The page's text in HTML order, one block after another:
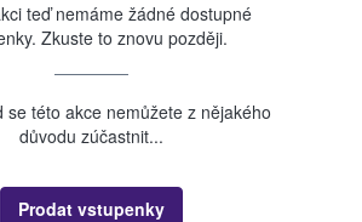
teď nemáme žádné dostupné
Zkuste to znovu později.
se této akce nemůžete z nějakého
důvodu zúčastnit...
Prodat vstupenky